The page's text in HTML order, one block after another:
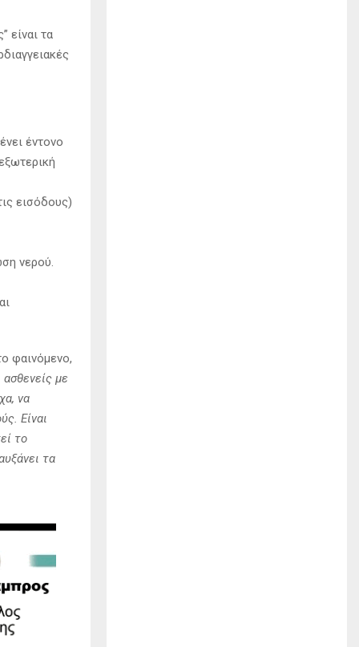
είναι τα
έντονο
εισόδους)
νερού.
φαινόμενο,
ασθενείς με
να
Είναι
το
τα